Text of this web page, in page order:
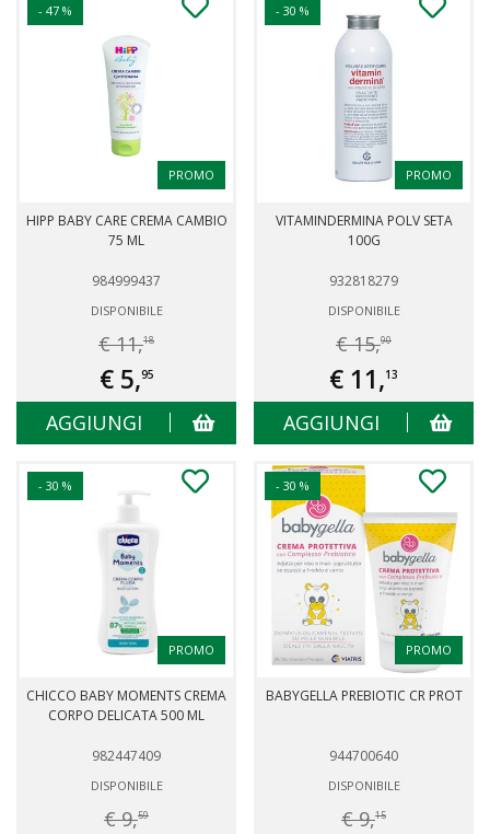
- 47 %
PROMO
HIPP BABY CARE CREMA CAMBIO
75 ML
984999437
DISPONIBILE
€ 11,18
€ 5,95
AGGIUNGI
- 30 %
PROMO
VITAMINDERMINA POLV SETA
100G
932818279
DISPONIBILE
€ 15,90
€ 11,13
AGGIUNGI
- 30 %
PROMO
CHICCO BABY MOMENTS CREMA
CORPO DELICATA 500 ML
982447409
DISPONIBILE
€ 9,59
- 30 %
PROMO
BABYGELLA PREBIOTIC CR PROT
944700640
DISPONIBILE
€ 9,15